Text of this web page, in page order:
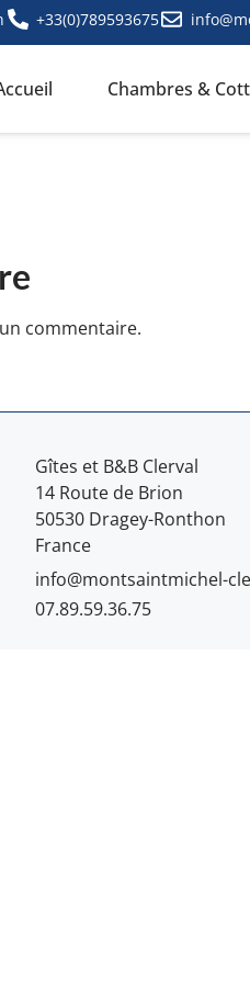
+33(0)789593675
Chambres &
commentaire.
Gîtes et B&B Clerval
14 Route de Brion
50530 Dragey-Ronthon
France
info@montsaintmichel-
07.89.59.36.75